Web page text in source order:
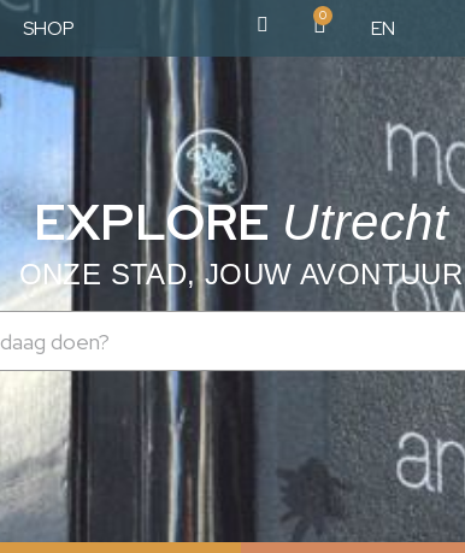
SHOP
0
EN
EXPLORE Utrecht
ONZE STAD, JOUW AVONTUUR